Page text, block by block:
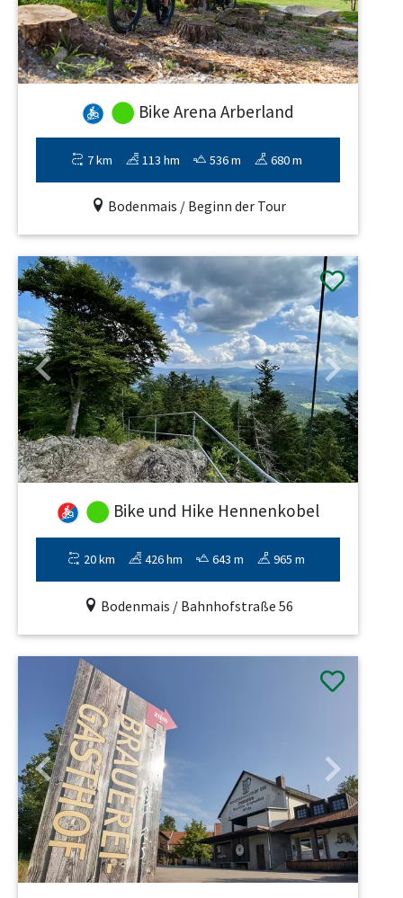
Bike Arena Arberland
7 km 113 hm 536 m 680 m
Bodenmais / Beginn der Tour
Previous Next
Bike und Hike Hennenkobel
20 km 426 hm 643 m 965 m
Bodenmais / Bahnhofstraße 56
Previous Next